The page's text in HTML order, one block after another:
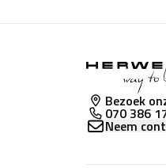
Bezoek
070 386
Neem